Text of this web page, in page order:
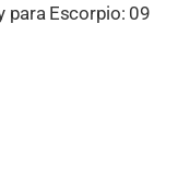
para Escorpio: 09